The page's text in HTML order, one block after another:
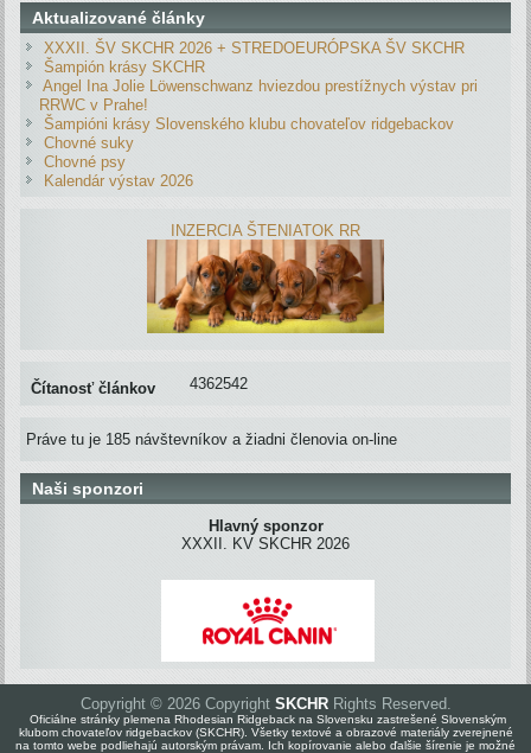
Aktualizované články
XXXII. ŠV SKCHR 2026 + STREDOEURÓPSKA ŠV SKCHR
Šampión krásy SKCHR
Angel Ina Jolie Löwenschwanz hviezdou prestížnych výstav pri
RRWC v Prahe!
Šampióni krásy Slovenského klubu chovateľov ridgebackov
Chovné suky
Chovné psy
Kalendár výstav 2026
INZERCIA ŠTENIATOK RR
Čítanosť článkov 4362542
Práve tu je 185 návštevníkov a žiadni členovia on-line
Naši sponzori
Hlavný sponzor
XXXII. KV SKCHR 2026
Copyright © 2026 Copyright SKCHRRights Reserved.
Oficiálne stránky plemena Rhodesian Ridgeback na Slovensku zastrešené Slovenským
klubom chovateľov ridgebackov (SKCHR). Všetky textové a obrazové materiály zverejnené
na tomto webe podliehajú autorským právam. Ich kopírovanie alebo ďalšie šírenie je možné